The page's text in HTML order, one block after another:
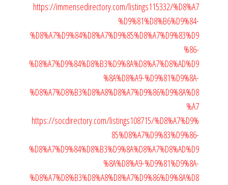
https://immensedirectory.com/listings115332/%D8%A7
%D9%81%D8%B6%D9%84-
%D8%A7%D9%84%D8%A7%D9%85%D8%A7%D9%83%D9
%86-
%D8%A7%D9%84%D8%B3%D9%8A%D8%A7%D8%AD%D9
%8A%D8%A9-%D9%81%D9%8A-
%D8%A7%D8%B3%D8%A8%D8%A7%D9%86%D9%8A%D8
%A7
https://socdirectory.com/listings108715/%D8%A7%D9%
85%D8%A7%D9%83%D9%86-
%D8%A7%D9%84%D8%B3%D9%8A%D8%A7%D8%AD%D9
%8A%D8%A9-%D9%81%D9%8A-
%D8%A7%D8%B3%D8%A8%D8%A7%D9%86%D9%8A%D8